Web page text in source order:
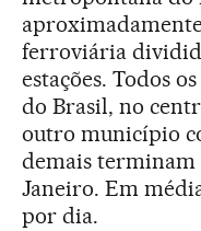
ferroviária
estações. Todos
do Brasil, no
outro município
demais terminam
Janeiro. Em
por dia.